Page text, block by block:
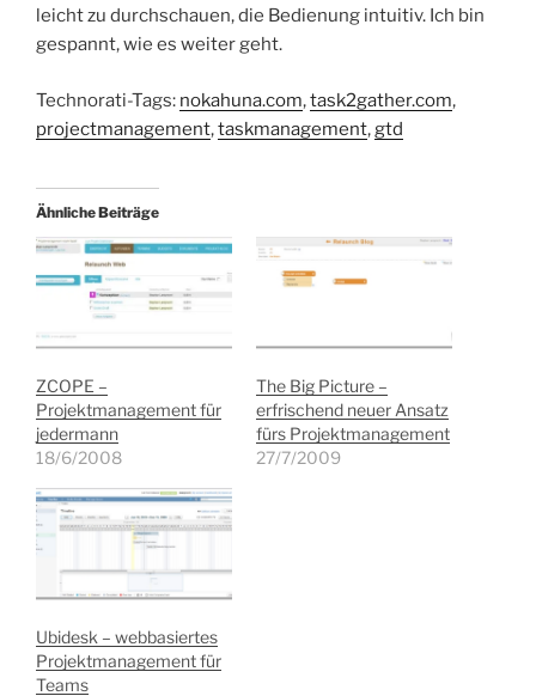
leicht zu durchschauen, die Bedienung intuitiv. Ich bin
gespannt, wie es weiter geht.
Technorati-Tags: nokahuna.com,task2gather.com,
projectmanagement,taskmanagement,gtd
Ähnliche Beiträge
ZCOPE –
Projektmanagement für
jedermann
18/6/2008
The Big Picture –
erfrischend neuer Ansatz
fürs Projektmanagement
27/7/2009
Ubidesk – webbasiertes
Projektmanagement für
Teams